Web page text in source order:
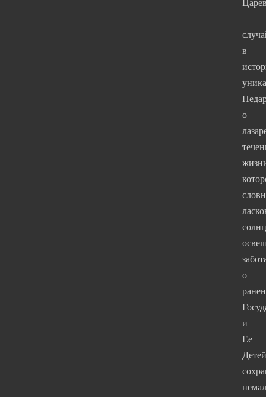
—
в
о
о
и
Ее